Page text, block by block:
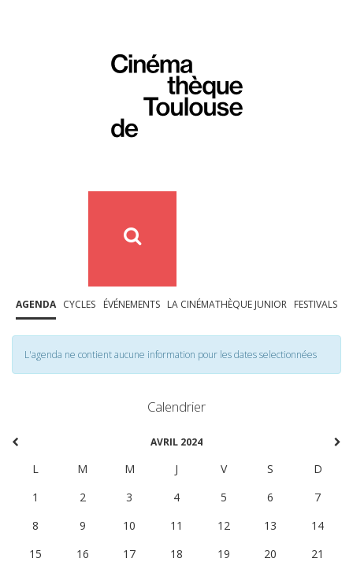
AGENDA CYCLES ÉVÉNEMENTS LA CINÉMATHÈQUE JUNIOR FESTIVALS
L'agenda ne contient aucune information pour les dates selectionnées
Calendrier
AVRIL 2024
L M M J V S
D
1
2 3 4 5 6
7
8
9 10 11 12 13
14
15
16 17 18 19 20
21